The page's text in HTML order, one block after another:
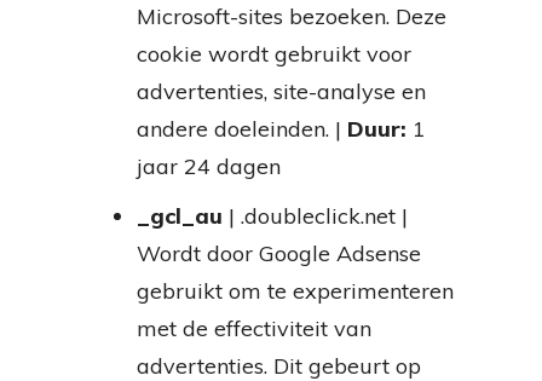
Microsoft-sites bezoeken. Deze
cookie wordt gebruikt voor
advertenties, site-analyse en
andere doeleinden. | Duur: 1
jaar 24 dagen
_gcl_au | .doubleclick.net |
Wordt door Google Adsense
gebruikt om te experimenteren
met de effectiviteit van
advertenties. Dit gebeurt op